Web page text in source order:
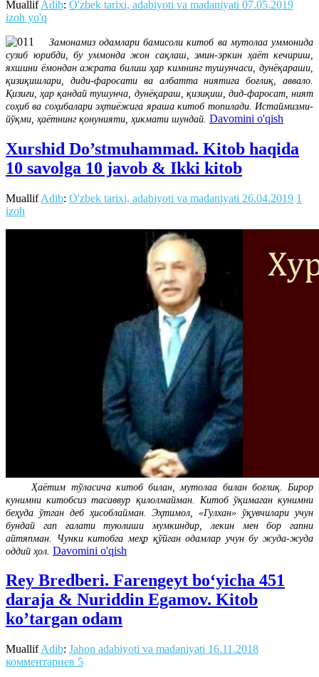
MuallifAdib: O'zbek tarixi, adabiyoti va madaniyati 07.05.2019
izoh yo'q
Замонамиз одамлари бамисоли китоб ва мутолаа уммонида
сузиб юрибди, бу уммонда жон сақлаш, эмин-эркин ҳаёт кечириш,
яхшини ёмондан ажрата билиш ҳар кимнинг тушунчаси, дунёқараши,
қизиқишлари, диди-фаросати ва албатта ниятига боғлиқ, аввало.
Қизиғи, ҳар қандай тушунча, дунёқараш, қизиқиш, дид-фаросат, ният
соҳиб ва соҳибалари эҳтиёжига яраша китоб топилади. Истаймизми-
йўқми, ҳаётнинг қонунияти, ҳикмати шундай. Davomini o'qish
Xurshid Do’stmuhammad. Kitob haqida
10 savolga 10 javob & Ikki kitob
MuallifAdib: O'zbek tarixi, adabiyoti va madaniyati 26.04.2019 1
izoh
Ҳаётим тўласича китоб билан, мутолаа билан боғлиқ. Бирор
кунимни китобсиз тасаввур қилолмайман. Китоб ўқимаган кунимни
беҳуда ўтган деб ҳисоблайман. Эҳтимол, «Гулхан» ўқувчилари учун
бундай гап ғалати туюлиши мумкиндир, лекин мен бор гапни
айтяпман. Чунки китобга меҳр қўйган одамлар учун бу жуда-жуда
оддий ҳол. Davomini o'qish
Rey Bredberi. Farengeyt bo‘yicha 451
daraja & Nuriddin Egamov. Kitob
ko’targan odam
MuallifAdib: Jahon adabiyoti va madaniyati 16.11.2018
комментариев 5